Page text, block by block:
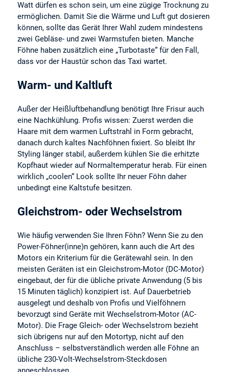
Watt dürfen es schon sein, um eine zügige Trocknung zu
ermöglichen. Damit Sie die Wärme und Luft gut dosieren
können, sollte das Gerät Ihrer Wahl zudem mindestens
zwei Gebläse- und zwei Warmstufen bieten. Manche
Föhne haben zusätzlich eine „Turbotaste“ für den Fall,
dass vor der Haustür schon das Taxi wartet.
Warm- und Kaltluft
Außer der Heißluftbehandlung benötigt Ihre Frisur auch
eine Nachkühlung. Profis wissen: Zuerst werden die
Haare mit dem warmen Luftstrahl in Form gebracht,
danach durch kaltes Nachföhnen fixiert. So bleibt Ihr
Styling länger stabil, außerdem kühlen Sie die erhitzte
Kopfhaut wieder auf Normaltemperatur herab. Für einen
wirklich „coolen“ Look sollte Ihr neuer Föhn daher
unbedingt eine Kaltstufe besitzen.
Gleichstrom- oder Wechselstrom
Wie häufig verwenden Sie Ihren Föhn? Wenn Sie zu den
Power-Föhner(inne)n gehören, kann auch die Art des
Motors ein Kriterium für die Gerätewahl sein. In den
meisten Geräten ist ein Gleichstrom-Motor (DC-Motor)
eingebaut, der für die übliche private Anwendung (5 bis
15 Minuten täglich) konzipiert ist. Auf Dauerbetrieb
ausgelegt und deshalb von Profis und Vielföhnern
bevorzugt sind Geräte mit Wechselstrom-Motor (AC-
Motor). Die Frage Gleich- oder Wechselstrom bezieht
sich übrigens nur auf den Motortyp, nicht auf den
Anschluss – selbstverständlich werden alle Föhne an
übliche 230-Volt-Wechselstrom-Steckdosen